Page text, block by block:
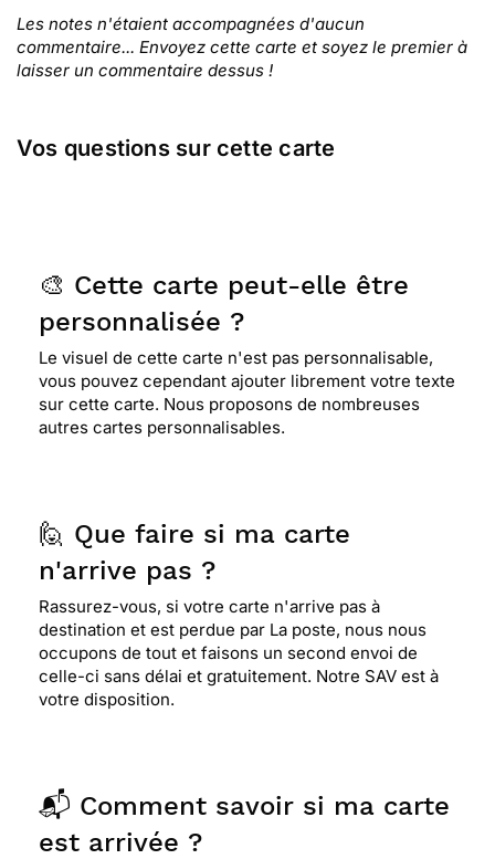
Les notes n'étaient accompagnées d'aucun
commentaire... Envoyez cette carte et soyez le premier à
laisser un commentaire dessus !
Vos questions sur cette carte
🎨 Cette carte peut-elle être
personnalisée ?
Le visuel de cette carte n'est pas personnalisable,
vous pouvez cependant ajouter librement votre texte
sur cette carte. Nous proposons de nombreuses
autres cartes personnalisables.
🙋 Que faire si ma carte
n'arrive pas ?
Rassurez-vous, si votre carte n'arrive pas à
destination et est perdue par La poste, nous nous
occupons de tout et faisons un second envoi de
celle-ci sans délai et gratuitement. Notre SAV est à
votre disposition.
📬 Comment savoir si ma carte
est arrivée ?